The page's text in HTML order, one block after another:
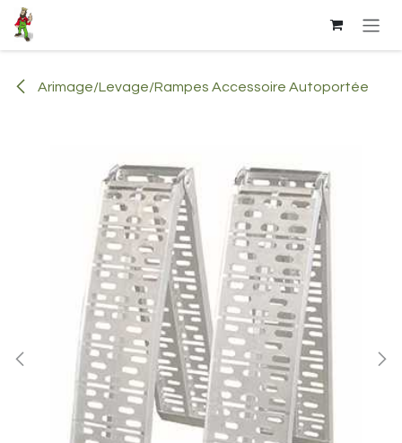
Se rendre au contenu
Arimage/Levage/Rampes Accessoire Autoportée